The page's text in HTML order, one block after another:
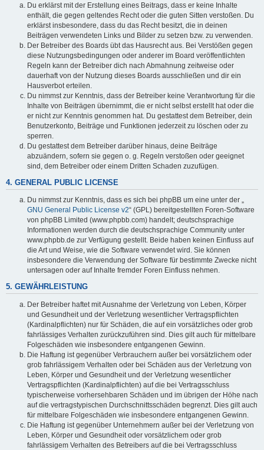
Du erklärst mit der Erstellung eines Beitrags, dass er keine Inhalte
enthält, die gegen geltendes Recht oder die guten Sitten verstoßen. Du
erklärst insbesondere, dass du das Recht besitzt, die in deinen
Beiträgen verwendeten Links und Bilder zu setzen bzw. zu verwenden.
Der Betreiber des Boards übt das Hausrecht aus. Bei Verstößen gegen
diese Nutzungsbedingungen oder anderer im Board veröffentlichten
Regeln kann der Betreiber dich nach Abmahnung zeitweise oder
dauerhaft von der Nutzung dieses Boards ausschließen und dir ein
Hausverbot erteilen.
Du nimmst zur Kenntnis, dass der Betreiber keine Verantwortung für die
Inhalte von Beiträgen übernimmt, die er nicht selbst erstellt hat oder die
er nicht zur Kenntnis genommen hat. Du gestattest dem Betreiber, dein
Benutzerkonto, Beiträge und Funktionen jederzeit zu löschen oder zu
sperren.
Du gestattest dem Betreiber darüber hinaus, deine Beiträge
abzuändern, sofern sie gegen o. g. Regeln verstoßen oder geeignet
sind, dem Betreiber oder einem Dritten Schaden zuzufügen.
4. GENERAL PUBLIC LICENSE
Du nimmst zur Kenntnis, dass es sich bei phpBB um eine unter der „
GNU General Public License v2“ (GPL) bereitgestellten Foren-Software
von phpBB Limited (www.phpbb.com) handelt; deutschsprachige
Informationen werden durch die deutschsprachige Community unter
www.phpbb.de zur Verfügung gestellt. Beide haben keinen Einfluss auf
die Art und Weise, wie die Software verwendet wird. Sie können
insbesondere die Verwendung der Software für bestimmte Zwecke nicht
untersagen oder auf Inhalte fremder Foren Einfluss nehmen.
5. GEWÄHRLEISTUNG
Der Betreiber haftet mit Ausnahme der Verletzung von Leben, Körper
und Gesundheit und der Verletzung wesentlicher Vertragspflichten
(Kardinalpflichten) nur für Schäden, die auf ein vorsätzliches oder grob
fahrlässiges Verhalten zurückzuführen sind. Dies gilt auch für mittelbare
Folgeschäden wie insbesondere entgangenen Gewinn.
Die Haftung ist gegenüber Verbrauchern außer bei vorsätzlichem oder
grob fahrlässigem Verhalten oder bei Schäden aus der Verletzung von
Leben, Körper und Gesundheit und der Verletzung wesentlicher
Vertragspflichten (Kardinalpflichten) auf die bei Vertragsschluss
typischerweise vorhersehbaren Schäden und im übrigen der Höhe nach
auf die vertragstypischen Durchschnittsschäden begrenzt. Dies gilt auch
für mittelbare Folgeschäden wie insbesondere entgangenen Gewinn.
Die Haftung ist gegenüber Unternehmern außer bei der Verletzung von
Leben, Körper und Gesundheit oder vorsätzlichem oder grob
fahrlässigem Verhalten des Betreibers auf die bei Vertragsschluss